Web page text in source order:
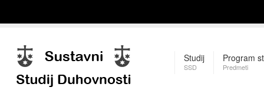
Studij
SSD
Program
Predmeti